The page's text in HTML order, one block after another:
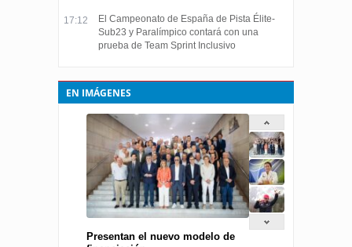
17:12
El Campeonato de España de Pista Élite-
Sub23 y Paralímpico contará con una
prueba de Team Sprint Inclusivo
EN IMÁGENES
Presentan el nuevo modelo de